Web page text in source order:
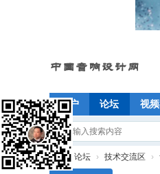
门户 论坛 视
» 论坛 › 技术交流区 ›